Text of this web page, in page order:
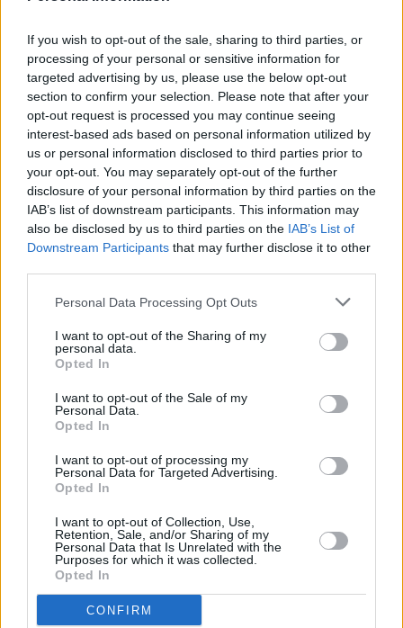
If you wish to opt-out of the sale, sharing to third parties, or
processing of your personal or sensitive information for
targeted advertising by us, please use the below opt-out
section to confirm your selection. Please note that after your
opt-out request is processed you may continue seeing
interest-based ads based on personal information utilized by
us or personal information disclosed to third parties prior to
your opt-out. You may separately opt-out of the further
disclosure of your personal information by third parties on the
IAB’s list of downstream participants. This information may
also be disclosed by us to third parties on the IAB’s List of
Downstream Participants that may further disclose it to other
Personal Data Processing Opt Outs
I want to opt-out of the Sharing of my
personal data.
Opted In
I want to opt-out of the Sale of my
Personal Data.
Opted In
I want to opt-out of processing my
Personal Data for Targeted Advertising.
Opted In
I want to opt-out of Collection, Use,
Retention, Sale, and/or Sharing of my
Personal Data that Is Unrelated with the
Purposes for which it was collected.
Opted In
CONFIRM
detalles específicos que realzan su presencia,
mientras que el interior apuesta por un ambiente
más envolvente y orientado al conductor.
Esta variante mantiene las virtudes de eficiencia y
autonomía del modelo original, pero añade un
carácter más emocional que conecta con quienes
buscan una experiencia de conducción más
suspensión, los acabados y la puesta a punto
refuerzan esa sensación de deportividad
comprometer el confort ni la eficiencia energética
que definen al conjunto.
Reconocimiento internacional al diseño y la
innovación
El impacto del modelo no se ha limitado al
mercado, sino que también ha sido reconocido por